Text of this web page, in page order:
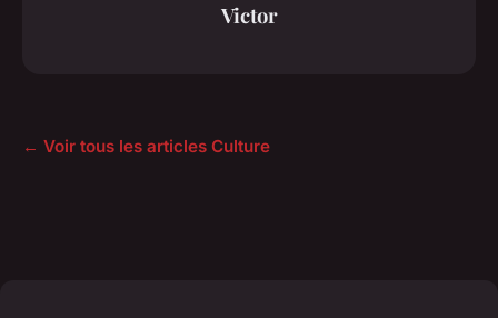
Victor
← Voir tous les articles Culture